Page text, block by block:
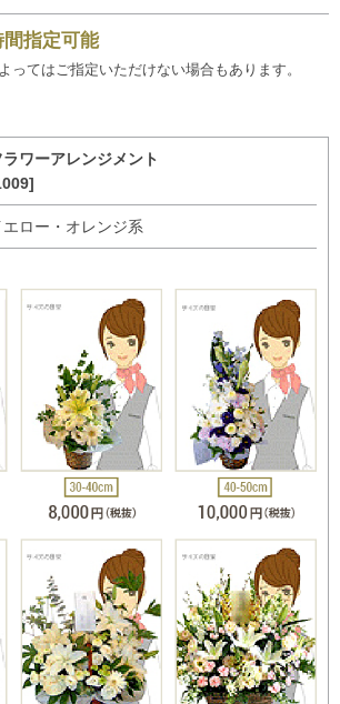
指定可能
ってはご指定いただけない場合もあります。
ラワーアレンジメント
エロー・オレンジ系